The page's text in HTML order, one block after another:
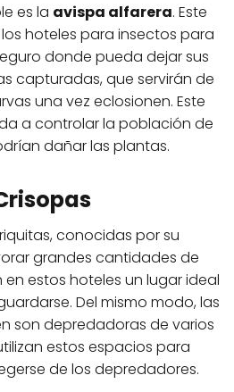
es la avispa alfarera. Este
hoteles para insectos para
donde pueda dejar sus
capturadas, que servirán de
una vez eclosionen. Este
a controlar la población de
dañar las plantas.
conocidas por su
grandes cantidades de
estos hoteles un lugar ideal
Del mismo modo, las
son depredadoras de varios
estos espacios para
de los depredadores.